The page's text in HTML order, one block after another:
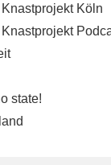
Köln
state!